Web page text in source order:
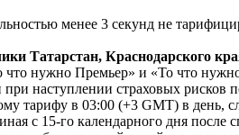
менее 3 секунд не
Татарстан, Краснодарского
нужно Премьер» и «То что
наступлении страховых рисков
тарифу в 03:00 (+3 GMT) в день,
с 15-го календарного дня